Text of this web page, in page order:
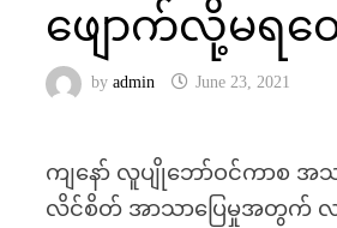
ဖျောက်လို့မရ
byadmin June 23, 2021
ကျနော် လူပျိုဘော်ဝင်ကာစ အ
လိင်စိတ် အာသာပြေမှုအတွက် လက်